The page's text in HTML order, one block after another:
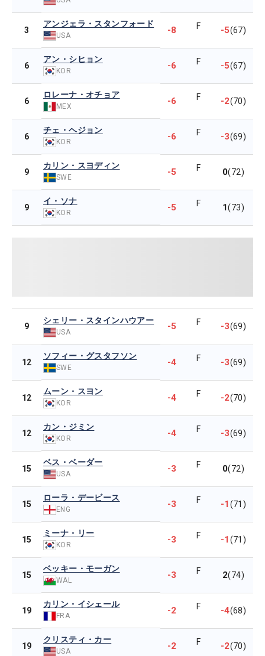
3
アンジェラ・スタンフォード
USA -8 F -5(67)
6
アン・シヒョン
KOR -6 F -5(67)
6
ロレーナ・オチョア
MEX -6 F -2(70)
6
チェ・ヘジョン
KOR -6 F -3(69)
9
カリン・スヨディン
SWE -5 F 0(72)
9
イ・ソナ
KOR -5 F 1(73)
9
シェリー・スタインハウアー
USA
-5 F -3(69)
12
ソフィー・グスタフソン
SWE -4 F -3(69)
12
ムーン・スヨン
KOR -4 F -2(70)
12
カン・ジミン
KOR -4 F -3(69)
15
ベス・ベーダー
USA -3 F 0(72)
15
ローラ・デービース
ENG -3 F -1(71)
15
ミーナ・リー
KOR -3 F -1(71)
15
ベッキー・モーガン
WAL -3 F 2(74)
19
カリン・イシェール
FRA -2 F -4(68)
19
クリスティ・カー
USA -2 F -2(70)